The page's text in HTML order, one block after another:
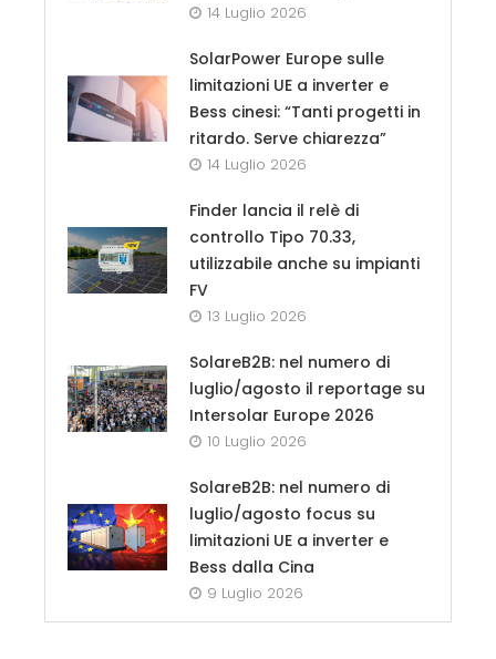
14 Luglio 2026
SolarPower Europe sulle
limitazioni UE a inverter e
Bess cinesi: “Tanti progetti in
ritardo. Serve chiarezza”
14 Luglio 2026
Finder lancia il relè di
controllo Tipo 70.33,
utilizzabile anche su impianti
FV
13 Luglio 2026
SolareB2B: nel numero di
luglio/agosto il reportage su
Intersolar Europe 2026
10 Luglio 2026
SolareB2B: nel numero di
luglio/agosto focus su
limitazioni UE a inverter e
Bess dalla Cina
9 Luglio 2026